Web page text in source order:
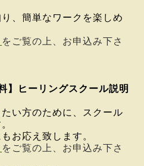
、簡単なワークを楽しめ
をご覧の上、お申込み下さ
】ヒーリングスクール説明
い方のために、スクール
お応え致します。
をご覧の上、お申込み下さ